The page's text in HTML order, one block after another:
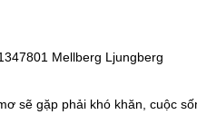
sẽ gặp phải khó khăn, cuộc